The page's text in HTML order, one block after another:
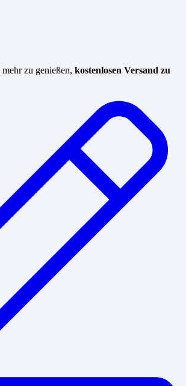
mehr zu genießen, kostenlosen Versand zu